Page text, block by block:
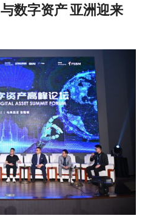
数字资产 亚洲迎来